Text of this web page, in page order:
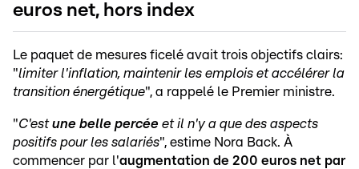
euros net, hors index
Le paquet de mesures ficelé avait trois objectifs clairs:
"limiter l'inflation, maintenir les emplois et accélérer la
transition énergétique", a rappelé le Premier ministre.
"C'estune belle percée et il n'y a que des aspects
positifs pour les salariés", estime Nora Back. À
commencer par l'augmentation de 200 euros net par